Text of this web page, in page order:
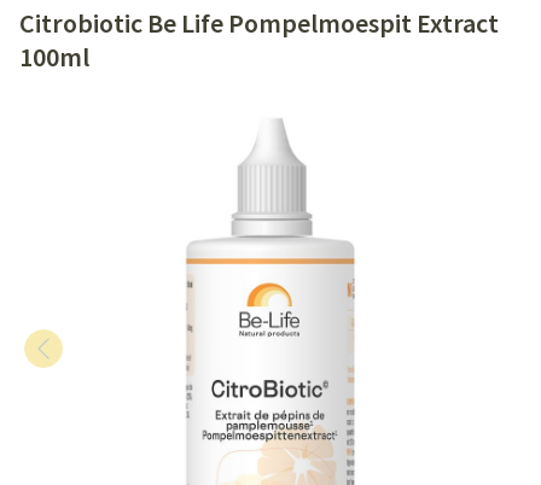
Citrobiotic Be Life Pompelmoespit Extract
100ml